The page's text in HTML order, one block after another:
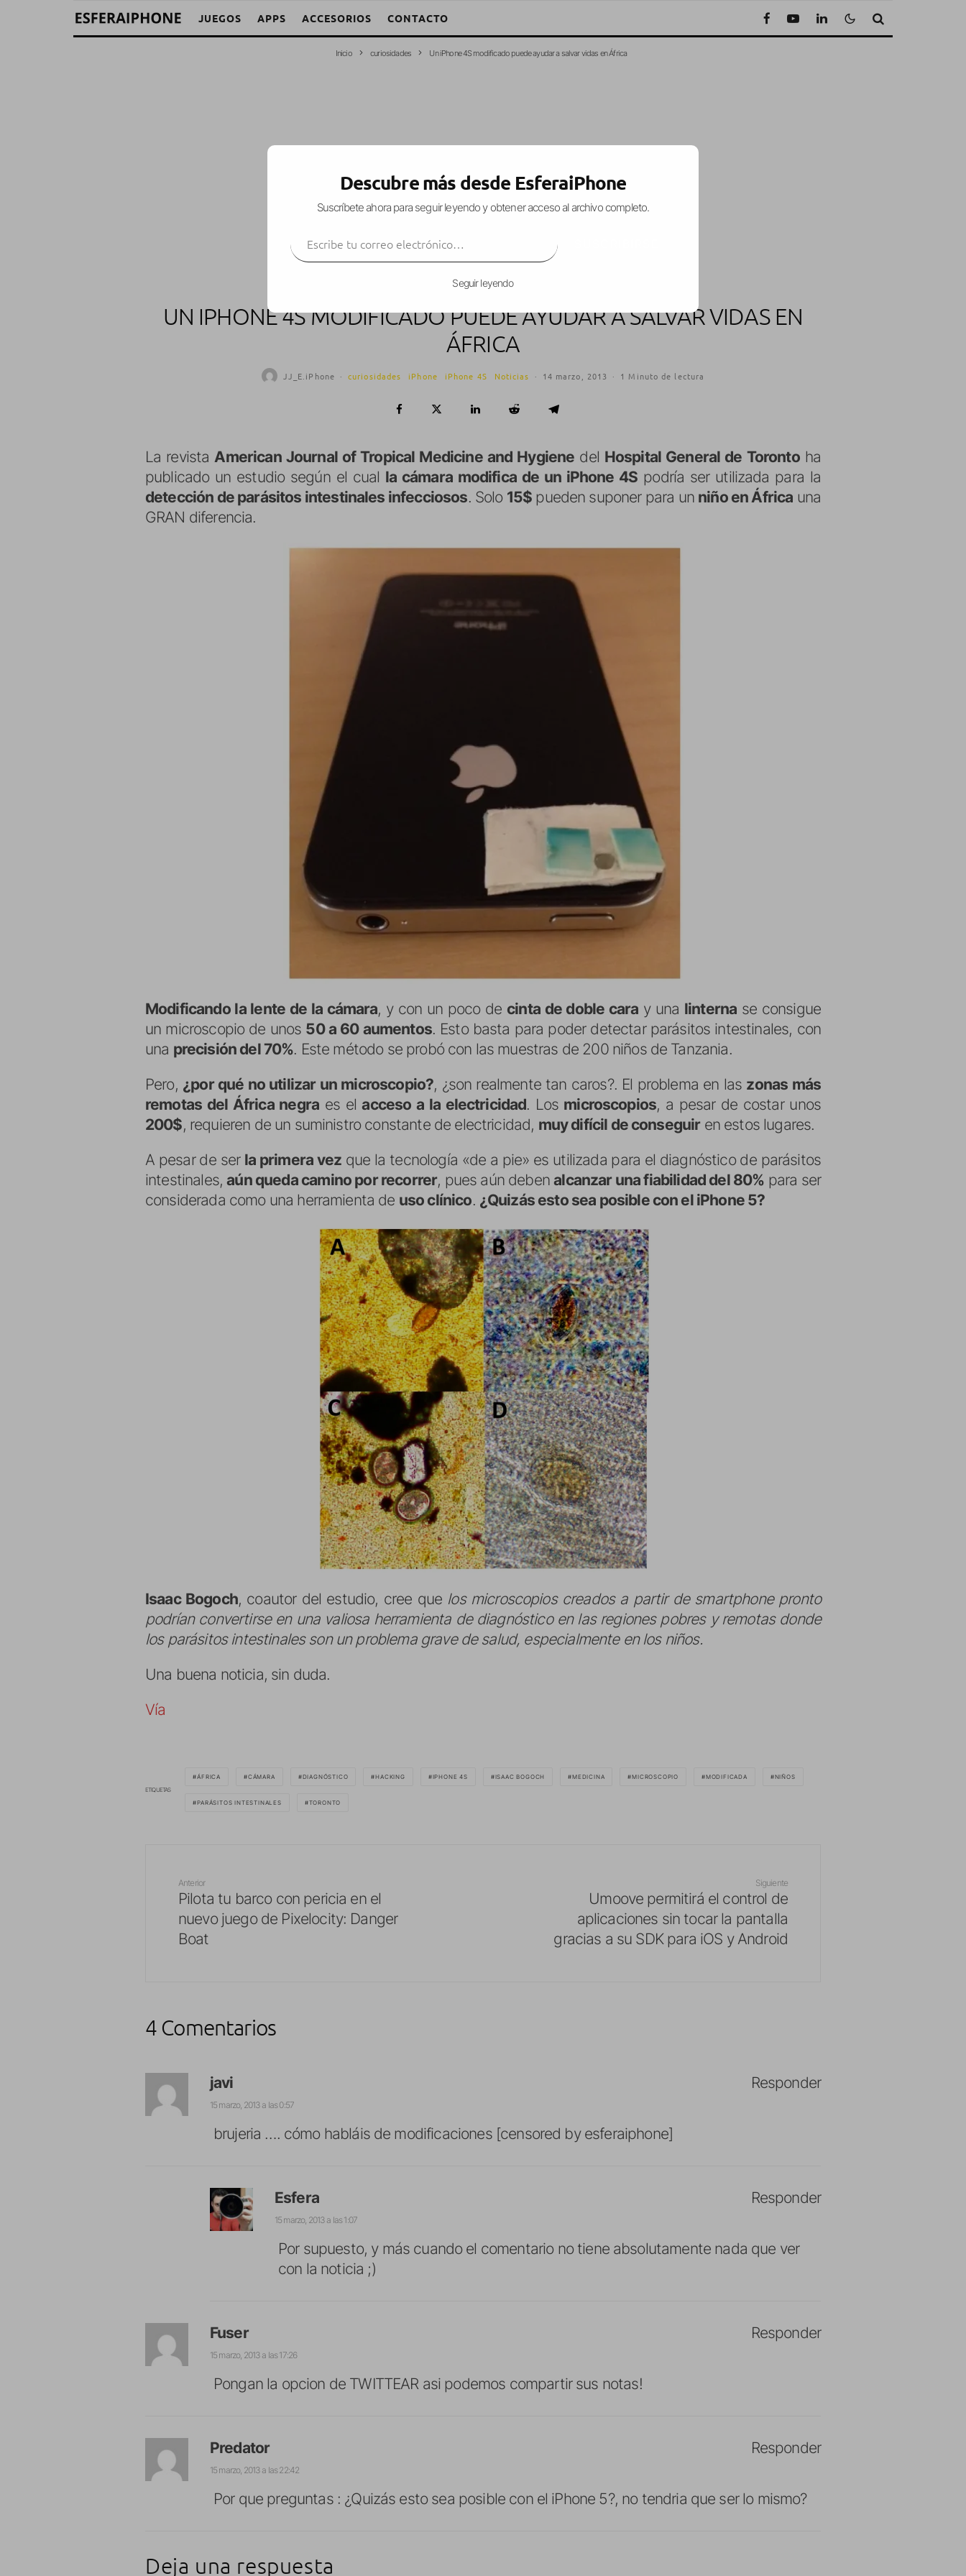
JUEGOS APPS ACCESORIOS CONTACTO
Inicio curiosidades Un iPhone 4S modificado puede ayudar a salvar vidas en África
UN IPHONE 4S MODIFICADO PUEDE AYUDAR A SALVAR VIDAS EN
ÁFRICA
JJ_E.iPhone · curiosidades iPhone iPhone 4S Noticias · 14 marzo, 2013 · 1 Minuto de lectura
La revistaAmerican Journal of Tropical Medicine and Hygiene del Hospital General de Torontoha
publicado un estudio según el cual la cámara modifica de un iPhone 4S podría ser utilizada para la
detección de parásitos intestinales infecciosos. Solo 15$ pueden suponer para un niño en África una
GRAN diferencia.
Modificando la lente de la cámara, y con un poco de cinta de doble cara y una linterna se consigue
un microscopio de unos 50 a 60 aumentos. Esto basta para poder detectar parásitos intestinales, con
una precisión del 70%. Este método se probó con las muestras de 200 niños de Tanzania.
Pero, ¿por qué no utilizar un microscopio?, ¿son realmente tan caros?. El problema en las zonas más
remotas del África negra es elacceso a la electricidad. Los microscopios, a pesar de costar unos
200$, requieren de un suministro constante de electricidad, muy difícil de conseguiren estos lugares.
A pesar de ser la primera vez que la tecnología «de a pie» es utilizada para el diagnóstico de parásitos
intestinales,aún queda camino por recorrer, pues aún debenalcanzar una fiabilidad del 80% para ser
considerada como una herramienta de uso clínico. ¿Quizás esto sea posible con el iPhone 5?
Isaac Bogoch, coautor del estudio, cree que los microscopios creados a partir de smartphone pronto
podrían convertirse en una valiosa herramienta de diagnóstico en las regiones pobres y remotas donde
los parásitos intestinales son un problema grave de salud, especialmente en los niños.
Una buena noticia, sin duda.
Vía
ETIQUETAS
ÁFRICA CÁMARA DIAGNÓSTICO HACKING IPHONE 4S ISAAC BOGOCH MEDICINA MICROSCOPIO MODIFICADA NIÑOS
PARÁSITOS INTESTINALES TORONTO
Anterior
Pilota tu barco con pericia en el
nuevo juego de Pixelocity: Danger
Boat
Siguiente
Umoove permitirá el control de
aplicaciones sin tocar la pantalla
gracias a su SDK para iOS y Android
4 Comentarios
javi
15 marzo, 2013 a las 0:57
brujeria …. cómo habláis de modificaciones [censored by esferaiphone]
Responder
Esfera
15 marzo, 2013 a las 1:07
Por supuesto, y más cuando el comentario no tiene absolutamente nada que ver
con la noticia ;)
Responder
Fuser
15 marzo, 2013 a las 17:26
Pongan la opcion de TWITTEAR asi podemos compartir sus notas!
Responder
Predator
15 marzo, 2013 a las 22:42
Por que preguntas : ¿Quizás esto sea posible con el iPhone 5?, no tendria que ser lo mismo?
Responder
Deja una respuesta
Descubre más desde EsferaiPhone
Suscríbete ahora para seguir leyendo y obtener acceso al archivo completo.
Seguir leyendo